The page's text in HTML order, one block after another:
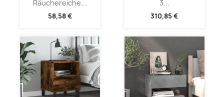
Räuchereiche...
58,58 €
3...
310,85 €